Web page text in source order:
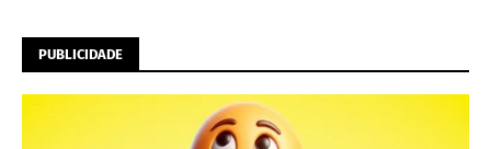
PUBLICIDADE